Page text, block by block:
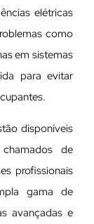
elétricas
como
em sistemas
para evitar
disponíveis
de
profissionais
gama de
avançadas e